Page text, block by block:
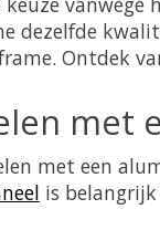
dezelfde
Ontdek
met
met een
is